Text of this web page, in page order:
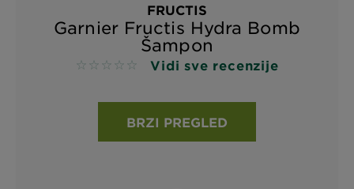
FRUCTIS
Garnier Fructis Hydra Bomb
Šampon
No reviews Vidi sve recenzije
BRZI PREGLED